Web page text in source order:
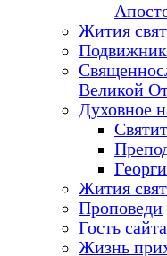
Жития
Великой
Духовное
Жития
Проповеди
Гость сайта
Жизнь